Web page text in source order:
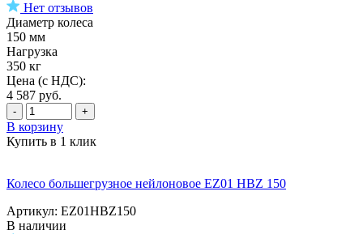
Нет отзывов
Диаметр колеса
150 мм
Нагрузка
350 кг
Цена (с НДС):
4 587 руб.
- +
В корзину
Купить в 1 клик
Колесо большегрузное нейлоновое EZ01 HBZ 150
Артикул: EZ01HBZ150
В наличии